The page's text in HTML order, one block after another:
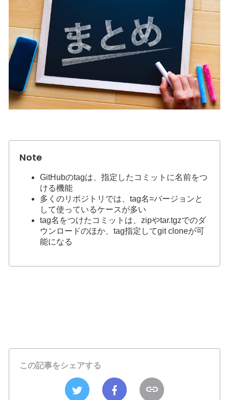
GitHubのtagは、指定したコミットに名前をつ
ける機能
多くのリポジトリでは、tag名=バージョンと
して使っているケースが多い
tag名をつけたコミットは、zipやtar.tgzでのダ
ウンロードのほか、tag指定してgit cloneが可
能になる
この記事をシェアする